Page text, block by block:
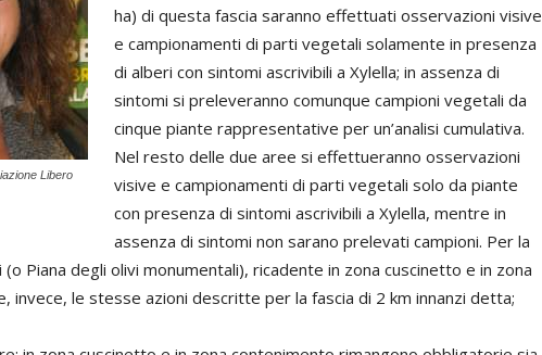
Libero
ha) di questa fascia saranno effettuati osservazioni visive
e campionamenti di parti vegetali solamente in presenza
di alberi con sintomi ascrivibili a Xylella; in assenza di
sintomi si preleveranno comunque campioni vegetali da
cinque piante rappresentative per un’analisi cumulativa.
Nel resto delle due aree si effettueranno osservazioni
visive e campionamenti di parti vegetali solo da piante
con presenza di sintomi ascrivibili a Xylella, mentre in
assenza di sintomi non sarano prelevati campioni. Per la
(o Piana degli olivi monumentali), ricadente in zona cuscinetto e in zona
invece, le stesse azioni descritte per la fascia di 2 km innanzi detta;